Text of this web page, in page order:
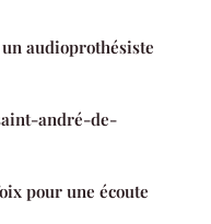
audioprothésiste
andré-de-
pour une écoute